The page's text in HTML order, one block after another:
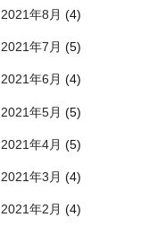
2021年8月 (4)
2021年7月 (5)
2021年6月 (4)
2021年5月 (5)
2021年4月 (5)
2021年3月 (4)
2021年2月 (4)